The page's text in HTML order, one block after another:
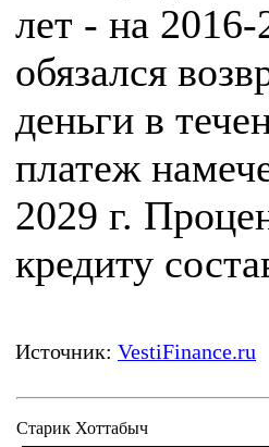
лет - на 2016-
обязался
деньги в
платеж
2029 г.
кредиту
Источник: VestiFinance.ru
Старик Хоттабыч